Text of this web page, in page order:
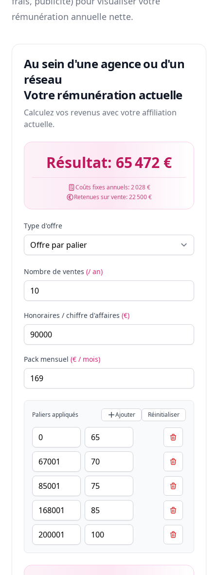
rémunération annuelle nette.
Au sein d'une agence ou d'un
réseau
Votre rémunération actuelle
Calculez vos revenus avec votre affiliation
actuelle.
Résultat: 65 472 €
Coûts fixes annuels:2 028 €
Retenues sur vente:22 500 €
Type d'offre
Nombre de ventes (/ an)
Honoraires / chiffre d'affaires (€)
Pack mensuel (€ / mois)
Paliers appliqués Ajouter Réinitialiser